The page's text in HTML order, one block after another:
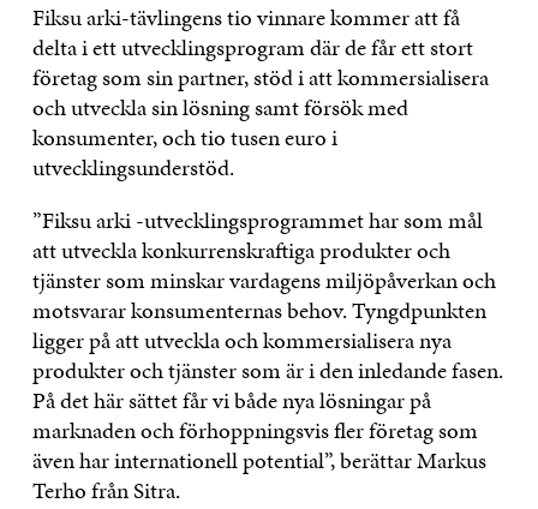
Fiksu arki-tävlingens tio vinnare kommer att få
delta i ett utvecklingsprogram där de får ett stort
företag som sin partner, stöd i att kommersialisera
och utveckla sin lösning samt försök med
konsumenter, och tio tusen euro i
utvecklingsunderstöd.
”Fiksu arki -utvecklingsprogrammet har som mål
att utveckla konkurrenskraftiga produkter och
tjänster som minskar vardagens miljöpåverkan och
motsvarar konsumenternas behov. Tyngdpunkten
ligger på att utveckla och kommersialisera nya
produkter och tjänster som är i den inledande fasen.
På det här sättet får vi både nya lösningar på
marknaden och förhoppningsvis fler företag som
även har internationell potential”, berättar Markus
Terho från Sitra.